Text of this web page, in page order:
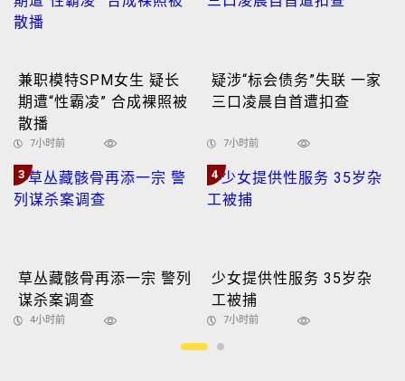
兼职模特SPM女生 疑长
期遭“性霸凌” 合成裸照被
散播
7小时前
疑涉“标会债务”失联 一家
三口凌晨自首遭扣查
7小时前
3
草丛藏骸骨再添一宗 警列
谋杀案调查
4小时前
4
少女提供性服务 35岁杂
工被捕
7小时前